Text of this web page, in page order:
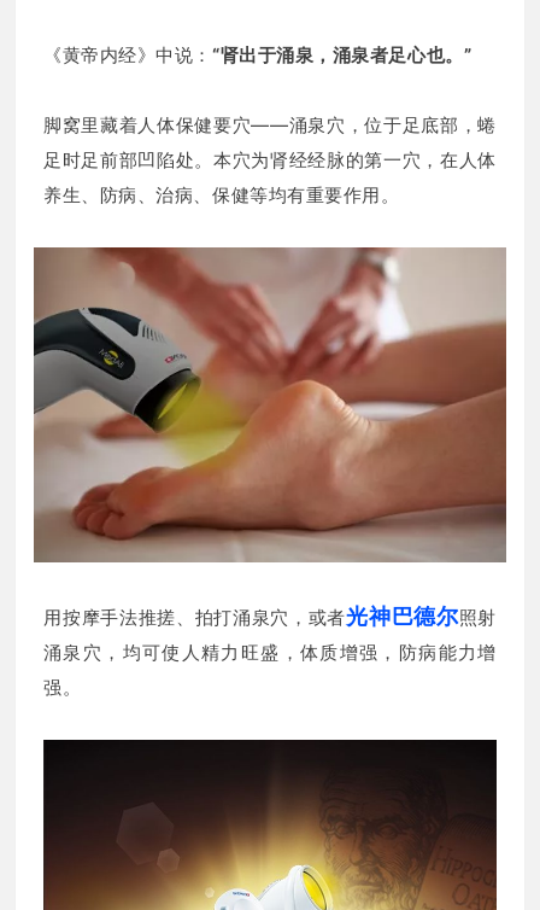
《黄帝内经》中说：“肾出于涌泉，涌泉者足心也。”
脚窝里藏着人体保健要穴——涌泉穴，位于足底部，蜷
足时足前部凹陷处。本穴为肾经经脉的第一穴，在人体
养生、防病、治病、保健等均有重要作用。
用按摩手法推搓、拍打涌泉穴，或者光神巴德尔照射
涌泉穴，均可使人精力旺盛，体质增强，防病能力增
强。